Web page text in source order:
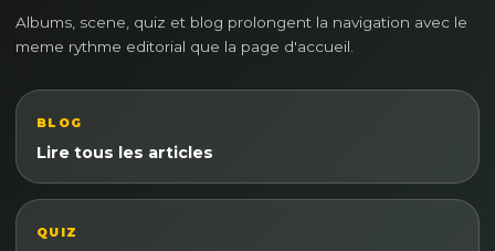
Albums, scene, quiz et blog prolongent la navigation avec le
meme rythme editorial que la page d'accueil.
BLOG
Lire tous les articles
QUIZ